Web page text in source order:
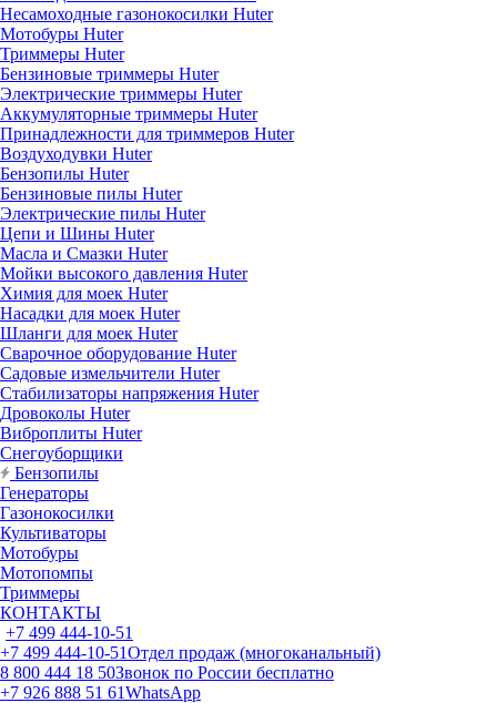
Несамоходные газонокосилки Huter
Мотобуры Huter
Триммеры Huter
Бензиновые триммеры Huter
Электрические триммеры Huter
Аккумуляторные триммеры Huter
Принадлежности для триммеров Huter
Воздуходувки Huter
Бензопилы Huter
Бензиновые пилы Huter
Электрические пилы Huter
Цепи и Шины Huter
Масла и Смазки Huter
Мойки высокого давления Huter
Химия для моек Huter
Насадки для моек Huter
Шланги для моек Huter
Сварочное оборудование Huter
Садовые измельчители Huter
Стабилизаторы напряжения Huter
Дровоколы Huter
Виброплиты Huter
Снегоуборщики
Бензопилы
Генераторы
Газонокосилки
Культиваторы
Мотобуры
Мотопомпы
Триммеры
КОНТАКТЫ
+7 499 444-10-51
+7 499 444-10-51Отдел продаж (многоканальный)
8 800 444 18 50Звонок по России бесплатно
+7 926 888 51 61WhatsApp